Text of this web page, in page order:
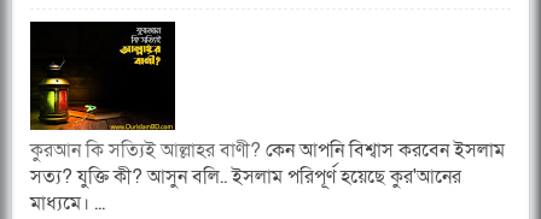
কুরআন কি সত্যিই আল্লাহর বাণী? কেন আপনি বিশ্বাস করবেন ইসলাম
সত্য? যুক্তি কী? আসুন বলি.. ইসলাম পরিপূর্ণ হয়েছে কুর'আনের
মাধ্যমে। ...